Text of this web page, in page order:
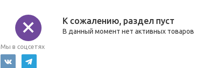
К сожалению, раздел пуст
В данный момент нет активных товаров
Мы в соцсетях